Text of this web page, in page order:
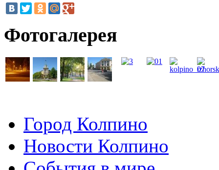
Фотогалерея
Город Колпино
Новости Колпино